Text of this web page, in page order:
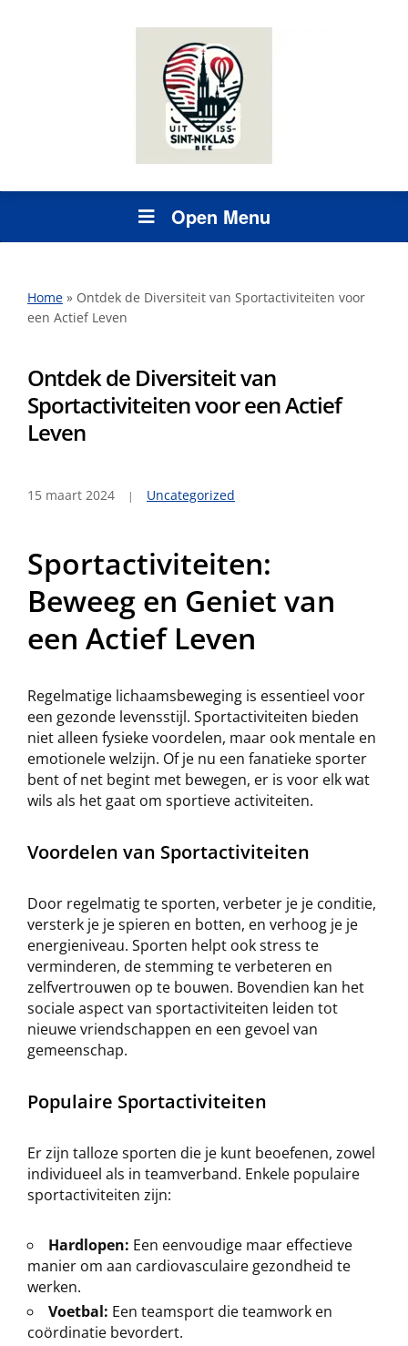
Open Menu
Home » Ontdek de Diversiteit van Sportactiviteiten voor
een Actief Leven
Ontdek de Diversiteit van
Sportactiviteiten voor een Actief
Leven
15 maart 2024 Uncategorized
Sportactiviteiten:
Beweeg en Geniet van
een Actief Leven
Regelmatige lichaamsbeweging is essentieel voor
een gezonde levensstijl. Sportactiviteiten bieden
niet alleen fysieke voordelen, maar ook mentale en
emotionele welzijn. Of je nu een fanatieke sporter
bent of net begint met bewegen, er is voor elk wat
wils als het gaat om sportieve activiteiten.
Voordelen van Sportactiviteiten
Door regelmatig te sporten, verbeter je je conditie,
versterk je je spieren en botten, en verhoog je je
energieniveau. Sporten helpt ook stress te
verminderen, de stemming te verbeteren en
zelfvertrouwen op te bouwen. Bovendien kan het
sociale aspect van sportactiviteiten leiden tot
nieuwe vriendschappen en een gevoel van
gemeenschap.
Populaire Sportactiviteiten
Er zijn talloze sporten die je kunt beoefenen, zowel
individueel als in teamverband. Enkele populaire
sportactiviteiten zijn:
Hardlopen: Een eenvoudige maar effectieve
manier om aan cardiovasculaire gezondheid te
werken.
Voetbal: Een teamsport die teamwork en
coördinatie bevordert.